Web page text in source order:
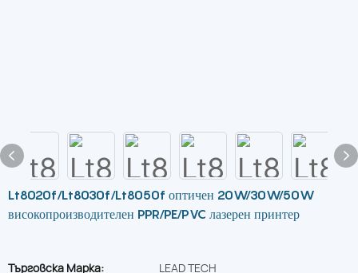
Lt8020f/Lt8030f/Lt8050f оптичен 20W/30W/50W
високопроизводителен PPR/PE/PVC лазерен принтер
Търговска Марка:
LEAD TECH